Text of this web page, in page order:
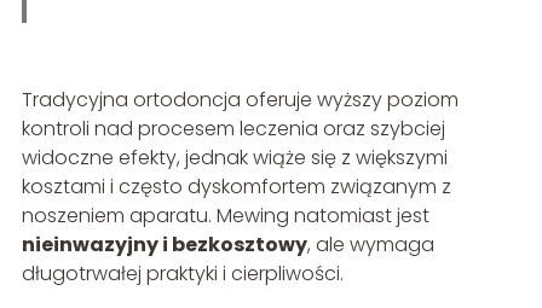
Tradycyjna ortodoncja oferuje wyższy poziom
kontroli nad procesem leczenia oraz szybciej
widoczne efekty, jednak wiąże się z większymi
kosztami i często dyskomfortem związanym z
noszeniem aparatu. Mewing natomiast jest
nieinwazyjny i bezkosztowy, ale wymaga
długotrwałej praktyki i cierpliwości.